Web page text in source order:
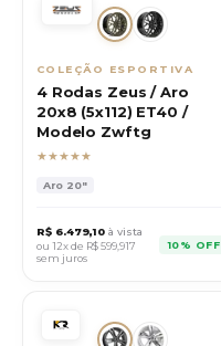
COLEÇÃO ESPORTIVA
4 Rodas Zeus / Aro
20x8 (5x112) ET40 /
Modelo Zwftg
★★★★★
Aro 20"
R$ 6.479,10 à vista
ou 12x de R$599,917
sem juros
10% OFF